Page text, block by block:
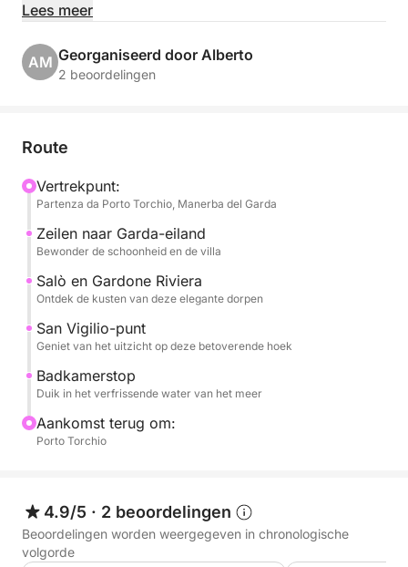
Torchio in Manerba del Garda ga je aan boord voor
uitzichten en momenten van pure ontspanning biedt.
weelderige villa en tuinen die in het water
het elegante Salò, met zijn oevers en verfijnde sfeer.
We bewonderen de historische Gardone Riviera,
beroemd om de Vittoriale degli Italiani, en de
prachtige Punta San Vigilio, een paradijsje met zijn
zestiende-eeuwse villa en betoverende jachthaven.
Elke stop biedt je de gelegenheid om de unieke
duik in het kristalheldere water van het meer, een
genieten van de rust van het landschap. Aan boord
vindt u voldoende water om uzelf te verfrissen en
Een complete ervaring, ideaal voor wie op zoek is
naar ontspanning, schoonheid en een voorproefje
van de wonderen van het Gardameer in korte tijd.
Lees meer
AM Georganiseerd door Alberto
2 beoordelingen
Route
Vertrekpunt:
Partenza da Porto Torchio, Manerba del Garda
Zeilen naar Garda-eiland
Bewonder de schoonheid en de villa
Salò en Gardone Riviera
Ontdek de kusten van deze elegante dorpen
San Vigilio-punt
Geniet van het uitzicht op deze betoverende hoek
Badkamerstop
Duik in het verfrissende water van het meer
Aankomst terug om:
Porto Torchio
4.9/5 · 2 beoordelingen
Beoordelingen worden weergegeven in chronologische
volgorde